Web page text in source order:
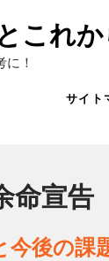
これか
！
サイト
命宣告
今後の課